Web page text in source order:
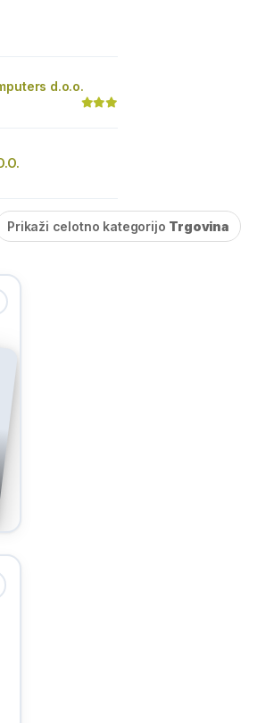
d.o.o.
Prikaži celotno kategorijo Trgovina